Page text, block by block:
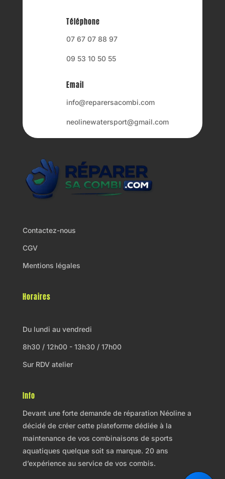
Téléphone
07 67 07 88 97
09 53 10 50 55
Email
info@reparersacombi.com
neolinewatersport@gmail.com
Contactez-nous
CGV
Mentions légales
Horaires
Du lundi au vendredi
8h30 / 12h00 - 13h30 / 17h00
Sur RDV atelier
Info
Devant une forte demande de réparation Néoline a
décidé de créer cette plateforme dédiée à la
maintenance de vos combinaisons de sports
aquatiques quelque soit sa marque. 20 ans
d’expérience au service de vos combis.